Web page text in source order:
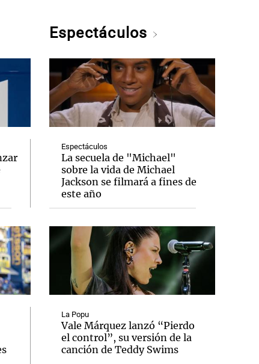
Espectáculos
Espectáculos
La secuela de "Michael"
sobre la vida de Michael
Jackson se filmará a fines de
este año
La Popu
Vale Márquez lanzó “Pierdo
el control”, su versión de la
canción de Teddy Swims
Notas